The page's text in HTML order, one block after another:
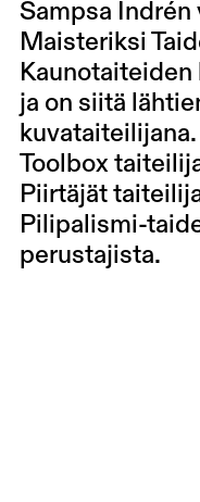
Sampsa Indrén
Maisteriksi
ja on siitä
Toolbox
Piirtäjät
Pilipalismi-
perustajista.